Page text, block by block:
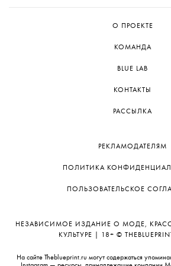
О ПРОЕКТЕ
КОМАНДА
BLUE LAB
КОНТАКТЫ
РАССЫЛКА
РЕКЛАМОДАТЕЛЯМ
ПОЛИТИКА
ПОЛЬЗОВАТЕЛЬСКОЕ
НЕЗАВИСИМОЕ ИЗДАНИЕ О МОДЕ,
КУЛЬТУРЕ | 18+ ©
На сайте Theblueprint.ru могут содержаться